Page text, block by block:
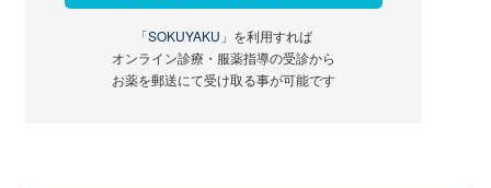
「SOKUYAKU」 を利用すれば
オンライン診療・服薬指導の受診から
お薬を郵送にて受け取る事が可能です